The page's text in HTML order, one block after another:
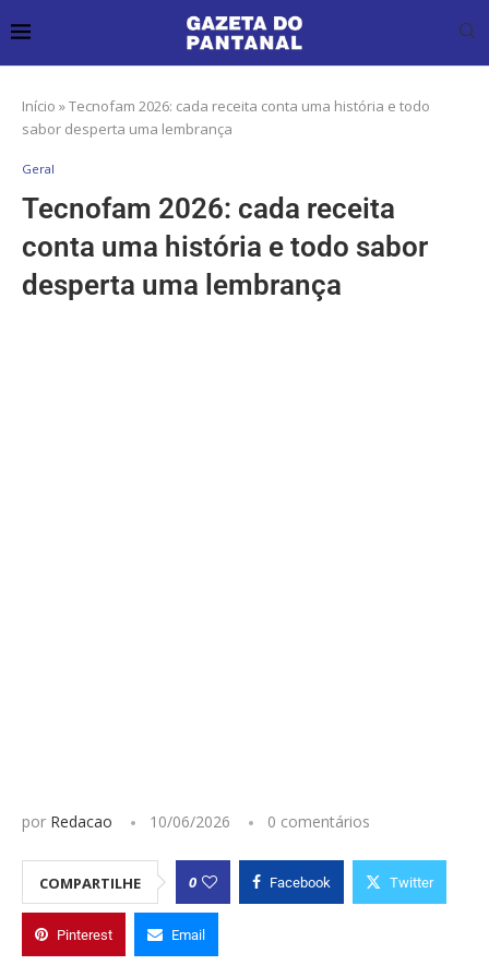
Início »Tecnofam 2026: cada receita conta uma história e todo
sabor desperta uma lembrança
Geral
Tecnofam 2026: cada receita
conta uma história e todo sabor
desperta uma lembrança
por Redacao 10/06/2026 0 comentários
COMPARTILHE 0 Facebook Twitter
Pinterest Email